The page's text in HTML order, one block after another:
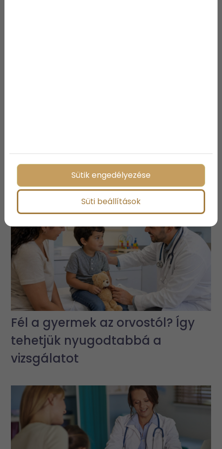
választás Szlovénia
gyerekekkel?
Fél a gyermek az orvostól? Így
tehetjük nyugodtabbá a
vizsgálatot
Sütik engedélyezése
Süti beállítások